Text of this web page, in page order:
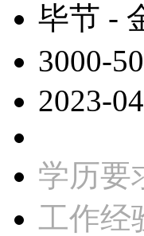
毕节 -
3000-
2023-
学历要
工作经